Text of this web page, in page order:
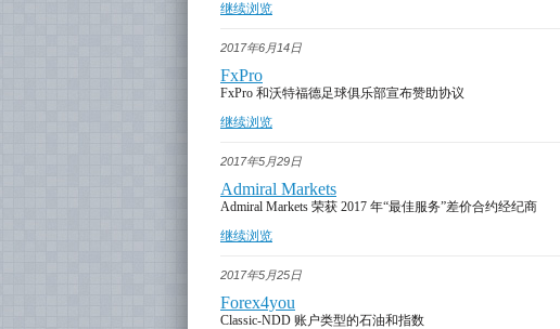
继续浏览
2017年6月14日
FxPro
FxPro 和沃特福德足球俱乐部宣布赞助协议
继续浏览
2017年5月29日
Admiral Markets
Admiral Markets 荣获 2017 年“最佳服务”差价合约经纪商
继续浏览
2017年5月25日
Forex4you
Classic-NDD 账户类型的石油和指数